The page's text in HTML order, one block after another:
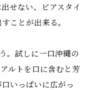
せない、ビアスタイ
ことが出来る。
。試しに一口沖縄の
ルトを口に含むと芳
いっぱいに広がっ